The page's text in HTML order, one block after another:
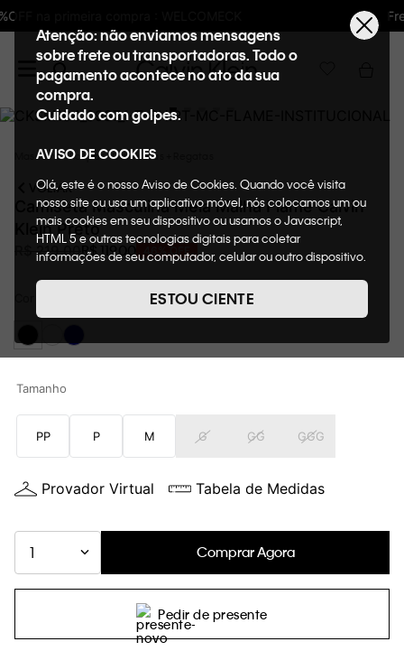
Atenção: não enviamos mensagens
sobre frete ou transportadoras. Todo o
pagamento acontece no ato da sua
compra.
Cuidado com golpes.
AVISO DE COOKIES
Olá, este é o nosso Aviso de Cookies. Quando você visita
nosso site ou usa um aplicativo móvel, nós colocamos um ou
mais cookies em seu dispositivo ou usamos o Javascript,
HTML 5 e outras tecnologias digitais para coletar
informações de seu computador, celular ou outro dispositivo.
de cookies, informaremos quais cookies usaremos e quais
suas funções. A forma como processamos os dados
nosso Aviso de Privacidade. Quando você visita nosso site,
fornecer a você toda a funcionalidade do site, incluindo,
loja virtual. Para maiores informações sobre o nosso aviso de
Cookies acesse o link.
ESTOU CIENTE
Masculino Roupas Camisetas + Regatas
VOLTAR
Camiseta Masculina Meia Malha Flamê Calvin
Klein Preto
219 R$ 119,00 OFF
Tamanho
PP P M G GG GGG
Provador Virtual Tabela de Medidas
1 Comprar Agora
Pedir de presente